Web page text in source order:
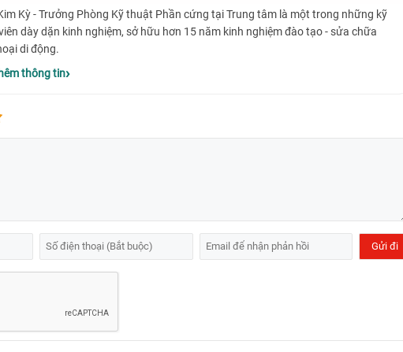
Kỳ - Trưởng Phòng Kỹ thuật Phần cứng tại Trung tâm là một trong những kỹ
dày dặn kinh nghiệm, sở hữu hơn 15 năm kinh nghiệm đào tạo - sửa chữa
di động.
thông tin